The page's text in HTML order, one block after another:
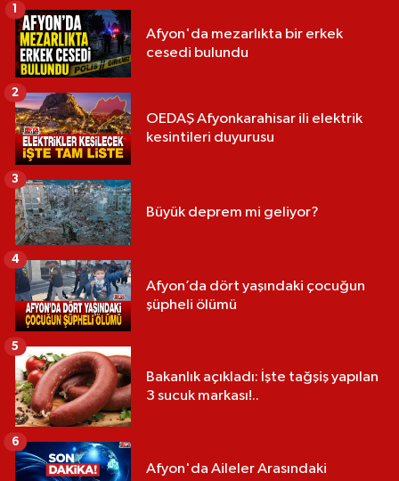
Afyon'da mezarlıkta bir erkek
cesedi bulundu
1
OEDAŞ Afyonkarahisar ili elektrik
kesintileri duyurusu
2
Büyük deprem mi geliyor?
3
Afyon’da dört yaşındaki çocuğun
şüpheli ölümü
4
Bakanlık açıkladı: İşte tağşiş yapılan
3 sucuk markası!..
5
Afyon'da Aileler Arasındaki
6